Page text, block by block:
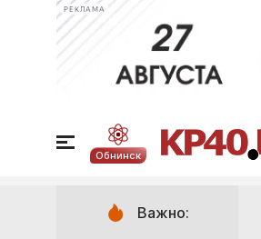
РЕКЛАМА
Обнинск
Важно: